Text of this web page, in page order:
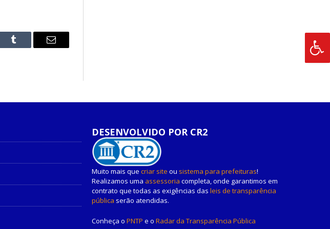
Tumblr
E-
DESENVOLVIDO POR CR2
Muito mais que criar site ou sistema para prefeituras!
Realizamos uma assessoria completa, onde garantimos em
contrato que todas as exigências das leis de transparência
pública serão atendidas.
Conheça o PNTP e o Radar da Transparência Pública